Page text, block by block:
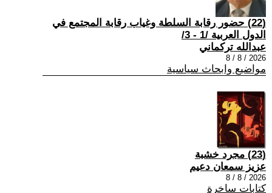
(22) حضور رقابة السلطة وغياب رقابة المجتمع في
الدول العربية /1 - 3/
عبدالله تركماني
2026 / 8 / 8
مواضيع وابحاث سياسية
(23) مجرد خشبة
عزيز سمعان دعيم
2026 / 8 / 8
كتابات ساخرة